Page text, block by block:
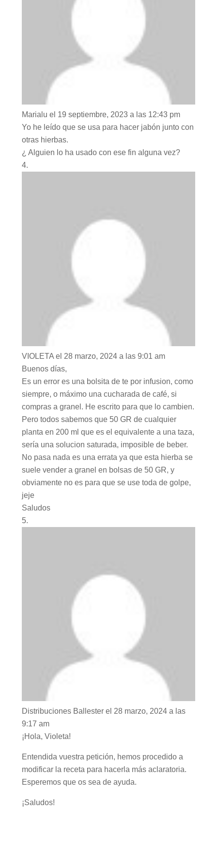
Marialu el 19 septiembre, 2023 a las 12:43 pm
Yo he leído que se usa para hacer jabón junto con
otras hierbas.
¿ Alguien lo ha usado con ese fin alguna vez?
VIOLETA el 28 marzo, 2024 a las 9:01 am
Buenos días,
Es un error es una bolsita de te por infusion, como
siempre, o máximo una cucharada de café, si
compras a granel. He escrito para que lo cambien.
Pero todos sabemos que 50 GR de cualquier
planta en 200 ml que es el equivalente a una taza,
sería una solucion saturada, imposible de beber.
No pasa nada es una errata ya que esta hierba se
suele vender a granel en bolsas de 50 GR, y
obviamente no es para que se use toda de golpe,
jeje
Saludos
Distribuciones Ballester el 28 marzo, 2024 a las
9:17 am
¡Hola, Violeta!
Entendida vuestra petición, hemos procedido a
modificar la receta para hacerla más aclaratoria.
Esperemos que os sea de ayuda.
¡Saludos!